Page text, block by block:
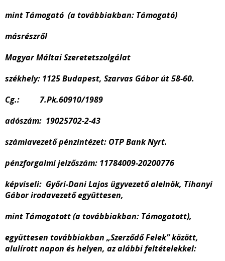
mint Támogató (a továbbiakban: Támogató)
másrészről
Magyar Máltai Szeretetszolgálat
székhely: 1125 Budapest, Szarvas Gábor út 58-60.
Cg.: 7.Pk.60910/1989
adószám: 19025702-2-43
számlavezető pénzintézet: OTP Bank Nyrt.
pénzforgalmi jelzőszám: 11784009-20200776
képviseli: Győri-Dani Lajos ügyvezető alelnök, Tihanyi
Gábor irodavezető együttesen,
mint Támogatott (a továbbiakban: Támogatott),
együttesen továbbiakban „Szerződő Felek” között,
alulírott napon és helyen, az alábbi feltételekkel: